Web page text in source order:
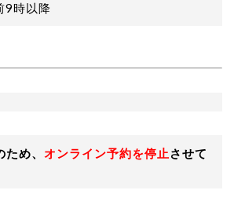
時以降
め、 オンライン予約を停止 させて